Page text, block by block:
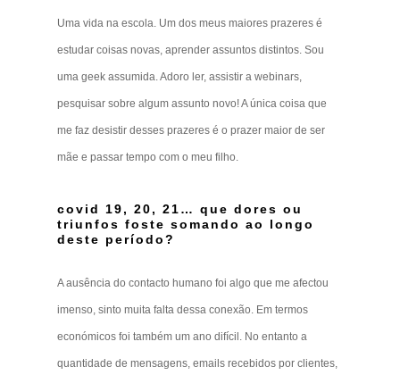
Uma vida na escola. Um dos meus maiores prazeres é
estudar coisas novas, aprender assuntos distintos. Sou
uma geek assumida. Adoro ler, assistir a webinars,
pesquisar sobre algum assunto novo! A única coisa que
me faz desistir desses prazeres é o prazer maior de ser
mãe e passar tempo com o meu filho.
covid 19, 20, 21… que dores ou
triunfos foste somando ao longo
deste período?
A ausência do contacto humano foi algo que me afectou
imenso, sinto muita falta dessa conexão. Em termos
económicos foi também um ano difícil. No entanto a
quantidade de mensagens, emails recebidos por clientes,